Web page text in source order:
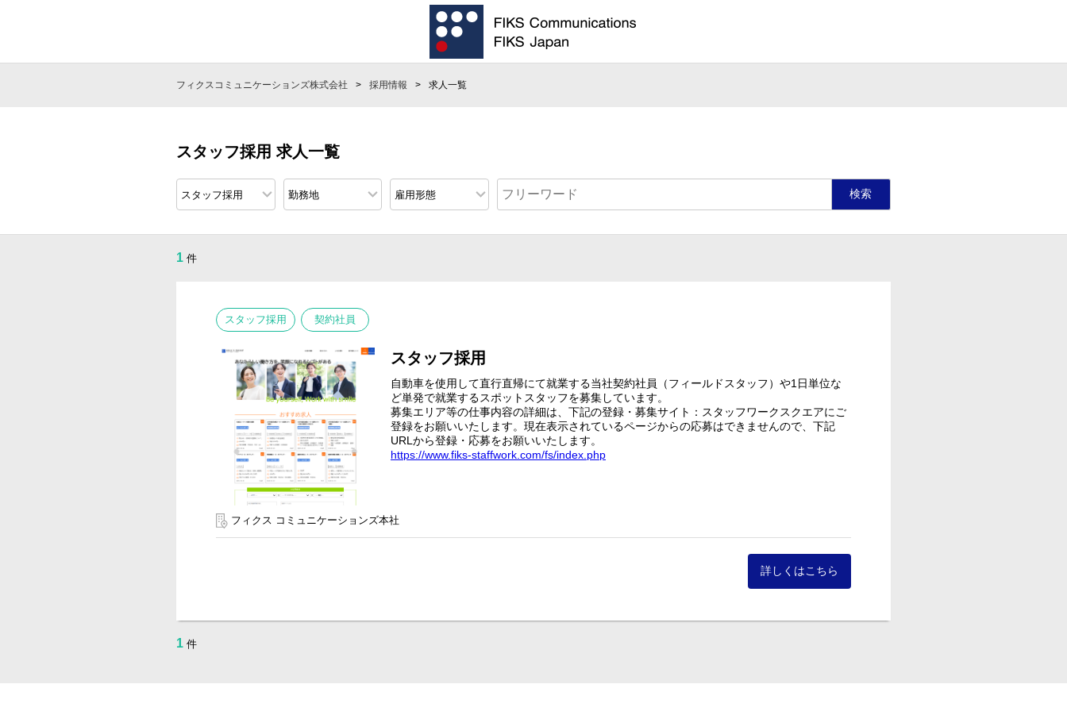
フィクスコミュニケーションズ株式会社 採用情報 求人一覧
スタッフ採用 求人一覧
1 件
スタッフ採用 契約社員
スタッフ採用
自動車を使用して直行直帰にて就業する当社契約社員（フィールドスタッフ）や1日単位な
ど単発で就業するスポットスタッフを募集しています。
募集エリア等の仕事内容の詳細は、下記の登録・募集サイト：スタッフワークスクエアにご
登録をお願いいたします。現在表示されているページからの応募はできませんので、下記
URLから登録・応募をお願いいたします。
https://www.fiks-staffwork.com/fs/index.php
フィクス コミュニケーションズ本社
詳しくはこちら
1 件